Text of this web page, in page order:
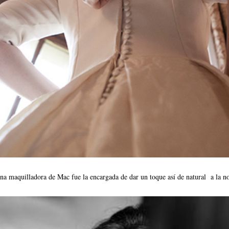
maquilladora de Mac fue la encargada de dar un toque así de natural a la